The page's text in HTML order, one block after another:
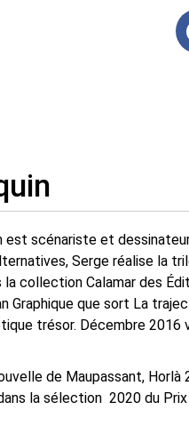
est scénariste et
Serge réalise la
collection Calamar des
Graphique que sort La
trésor. Décembre
de Maupassant,
la sélection 2020 du